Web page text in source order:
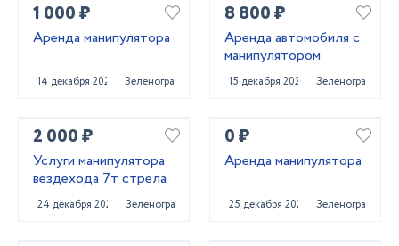
1 000 ₽
Аренда манипулятора
14 декабря 2020 Зеленоград
8 800 ₽
Аренда автомобиля с
манипулятором
15 декабря 2020 Зеленоград
2 000 ₽
Услуги манипулятора
вездехода 7т стрела
24 декабря 2020 Зеленоград
0 ₽
Аренда манипулятора
25 декабря 2020 Зеленоград